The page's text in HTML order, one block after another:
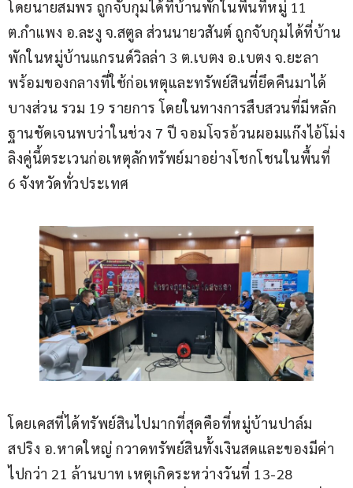
โดยนายสมพร ถูกจับกุมได้ที่บ้านพักในพื้นที่หมู่ 11
ต.กำแพง อ.ละงู จ.สตูล ส่วนนายวสันต์ ถูกจับกุมได้ที่บ้าน
พักในหมู่บ้านแกรนด์วิลล่า 3 ต.เบตง อ.เบตง จ.ยะลา
พร้อมของกลางที่ใช้ก่อเหตุและทรัพย์สินที่ยึดคืนมาได้
บางส่วน รวม 19 รายการ โดยในทางการสืบสวนที่มีหลัก
ฐานชัดเจนพบว่าในช่วง 7 ปี จอมโจรอ้วนผอมแก๊งไอ้โม่ง
ลิงคู่นี้ตระเวนก่อเหตุลักทรัพย์มาอย่างโชกโชนในพื้นที่
6 จังหวัดทั่วประเทศ
โดยเคสที่ได้ทรัพย์สินไปมากที่สุดคือที่หมู่บ้านปาล์ม
สปริง อ.หาดใหญ่ กวาดทรัพย์สินทั้งเงินสดและของมีค่า
ไปกว่า 21 ล้านบาท เหตุเกิดระหว่างวันที่ 13-28